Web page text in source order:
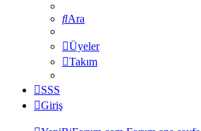
Ara
Üyeler
Takım
SSS
Giriş